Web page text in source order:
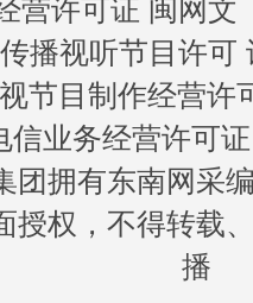
营许可证 闽网文
播视听节目许可
节目制作经营许
信业务经营许可
团拥有东南网采
授权，不得转载
播